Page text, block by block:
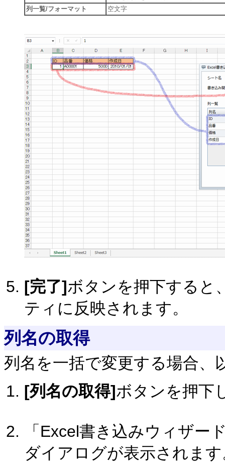
列一覧/フォーマット
空文字
[完了]ボタンを押下すると
ティに反映されます。
列名の取得
列名を一括で変更する場合、
[列名の取得]ボタンを押下
「Excel書き込みウィザー
ダイアログが表示されま